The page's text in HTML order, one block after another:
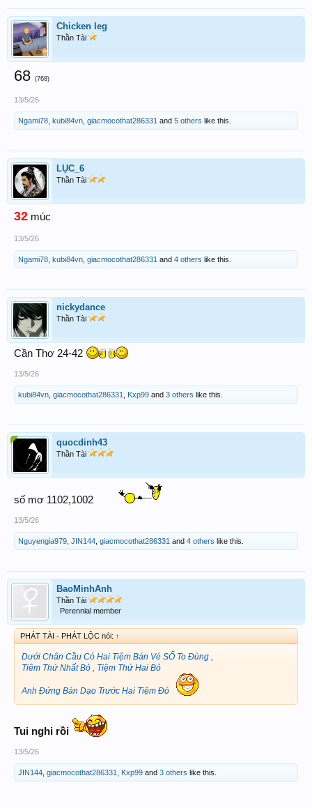
Chicken leg
Thần Tài
68 (768)
13/5/26
Ngami78 kubi84vn giacmocothat286331 and 5 others like this.
LỤC_6
Thần Tài
32 múc
13/5/26
Ngami78 kubi84vn giacmocothat286331 and 4 others like this.
nickydance
Thần Tài
Cần Thơ 24-42
13/5/26
kubi84vn giacmocothat286331 Kxp99 and 3 others like this.
quocdinh43
Thần Tài
số mơ 1102,1002
13/5/26
Nguyengia979 JIN144 giacmocothat286331 and 4 others like this.
BaoMinhAnh
Thần Tài
Perennial member
PHÁT TÀI - PHÁT LỘC nói: ↑
Dưới Chân Cầu Có Hai Tiệm Bán Vé SỐ To Đùng ,
Tiêm Thứ Nhất Bỏ , Tiệm Thứ Hai Bỏ
Anh Đứng Bán Dạo Trước Hai Tiệm Đó
Tui nghi rồi
13/5/26
JIN144 giacmocothat286331 Kxp99 and 3 others like this.